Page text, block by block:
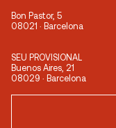
Bon Pastor, 5
08021 · Barcelona
SEU PROVISIONAL
Buenos Aires, 21
08029 · Barcelona